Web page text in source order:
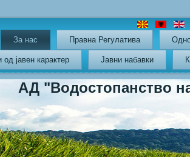
За нас Правна Регулатива
јавен карактер Јавни набавки
на